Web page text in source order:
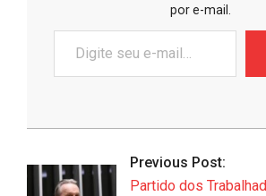
por e-mail.
seu
e-
2026-
11
Previous Post:
Partido dos